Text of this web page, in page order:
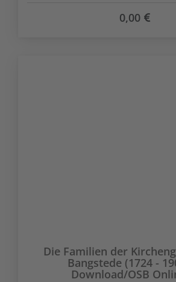
0,00
Die Familien der
Bangstede (1724 -
Download/OSB